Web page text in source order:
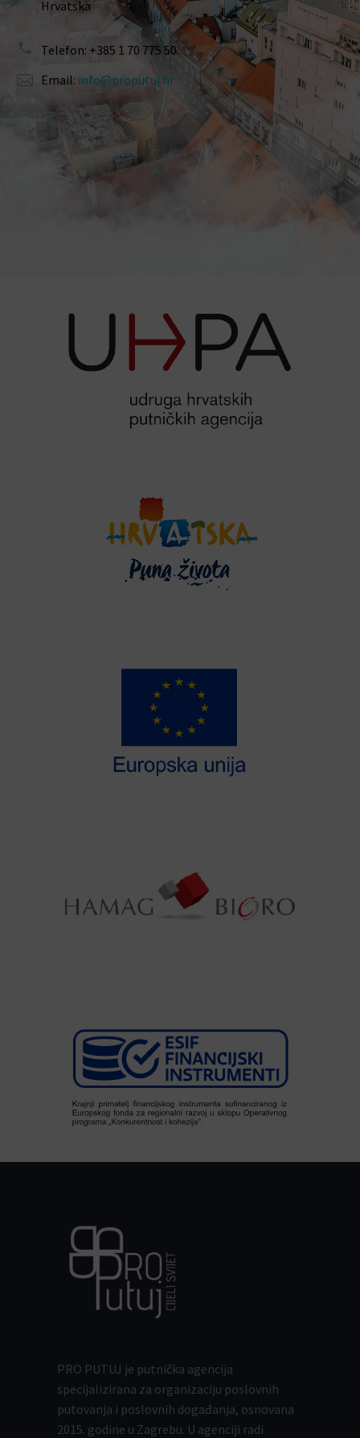
Hrvatska
Telefon: +385 1 70 775 50
Email: info@proputuj.hr
PRO PUTUJ je putnička agencija
specijalizirana za organizaciju poslovnih
putovanja i poslovnih događanja, osnovana
2015. godine u Zagrebu. U agenciji radi